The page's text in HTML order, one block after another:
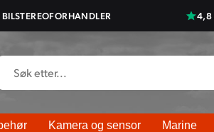
4,8
Kamera og sensor Marine